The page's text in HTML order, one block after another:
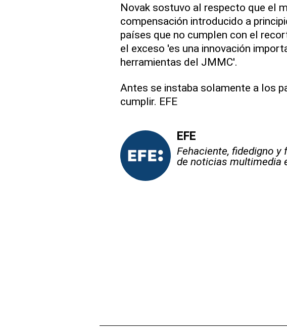
Novak sostuvo al respecto que el
compensación introducido a
países que no cumplen con el
el exceso 'es una innovación
herramientas del JMMC'.
Antes se instaba solamente a los
cumplir. EFE
EFE
Fehaciente, fidedigno y
de noticias multimedia